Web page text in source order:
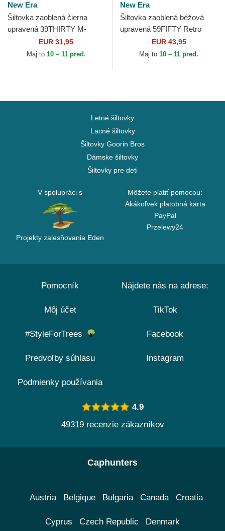
New Era
Šiltovka zaoblená čierna
upravená 39THIRTY M-
Crown A Frame New York
Yankees MLB New Era
EUR 31,95
Maj to 10 – 11 pred.
New Era
Šiltovka zaoblená béžová
upravená 59FIFTY Retro
Crown Linen Boston Red Sox
MLB New Era
EUR 43,95
Maj to 10 – 11 pred.
Letné šiltovky
Lacné šiltovky
Šiltovky Goorin Bros
Dámske šiltovky
Šiltovky pre deti
V spolupráci s
Projekty zalesňovania Eden
Môžete platiť pomocou:
Akákoľvek platobná karta
PayPal
Przelewy24
Pomocník
Môj účet
#StyleForTrees
Predvoľby súhlasu
Podmienky používania
Nájdete nás na adrese:
TikTok
Facebook
Instagram
4.9
49319 recenzie zákazníkov
Caphunters
Austria Belgique Bulgaria Canada Croatia
Cyprus Czech Republic Denmark